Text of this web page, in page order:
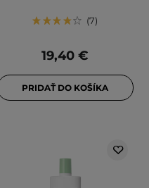
7
19,40 €
PRIDAŤ DO KOŠÍKA